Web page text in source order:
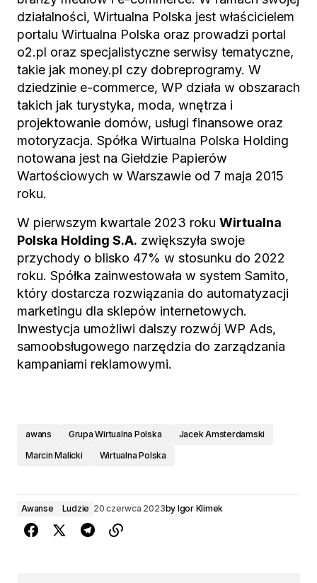
działalności, Wirtualna Polska jest właścicielem
portalu Wirtualna Polska oraz prowadzi portal
o2.pl oraz specjalistyczne serwisy tematyczne,
takie jak money.pl czy dobreprogramy. W
dziedzinie e-commerce, WP działa w obszarach
takich jak turystyka, moda, wnętrza i
projektowanie domów, usługi finansowe oraz
motoryzacja. Spółka Wirtualna Polska Holding
notowana jest na Giełdzie Papierów
Wartościowych w Warszawie od 7 maja 2015
roku.
W pierwszym kwartale 2023 roku Wirtualna
Polska Holding S.A. zwiększyła swoje
przychody o blisko 47% w stosunku do 2022
roku. Spółka zainwestowała w system Samito,
który dostarcza rozwiązania do automatyzacji
marketingu dla sklepów internetowych.
Inwestycja umożliwi dalszy rozwój WP Ads,
samoobsługowego narzędzia do zarządzania
kampaniami reklamowymi.
awans Grupa Wirtualna Polska
Jacek Amsterdamski
Marcin Malicki
Wirtualna Polska
Awanse Ludzie 20 czerwca 2023by Igor Klimek